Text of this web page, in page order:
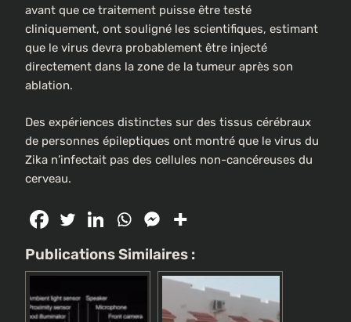
avant que ce traitement puisse être testé
cliniquement, ont souligné les scientifiques, estimant
que le virus devra probablement être injecté
directement dans la zone de la tumeur après son
ablation.
Des expériences distinctes sur des tissus cérébraux
de personnes épileptiques ont montré que le virus du
Zika n’infectait pas des cellules non-cancéreuses du
cerveau.
Publications Similaires :